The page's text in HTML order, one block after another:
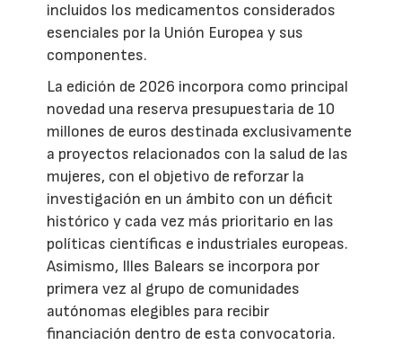
incluidos los medicamentos considerados
esenciales por la Unión Europea y sus
componentes.
La edición de 2026 incorpora como principal
novedad una reserva presupuestaria de 10
millones de euros destinada exclusivamente
a proyectos relacionados con la salud de las
mujeres, con el objetivo de reforzar la
investigación en un ámbito con un déficit
histórico y cada vez más prioritario en las
políticas científicas e industriales europeas.
Asimismo, Illes Balears se incorpora por
primera vez al grupo de comunidades
autónomas elegibles para recibir
financiación dentro de esta convocatoria.